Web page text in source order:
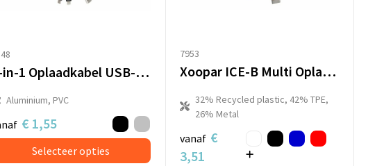
2-in-1 Oplaadkabel USB-A/C naar USB-C & Lightning Aluminium
Aluminium, PVC
€ 1,55
Selecteer opties
7953
Xoopar ICE-B Multi Oplaadkabel
32% Recycled plastic, 42% TPE,
26% Metal
vanaf €
3,51